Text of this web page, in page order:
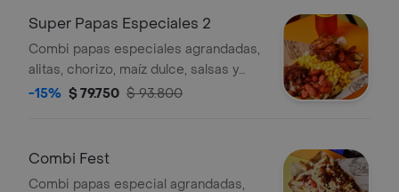
Super Papas Especiales 2
Combi papas especiales agrandadas,
alitas, chorizo, maíz dulce, salsas y
gaseosa de 1.5lt. (aproximadamente
-15% $ 79.750 $ 93.800
Combi Fest
Combi papas especial agrandadas,